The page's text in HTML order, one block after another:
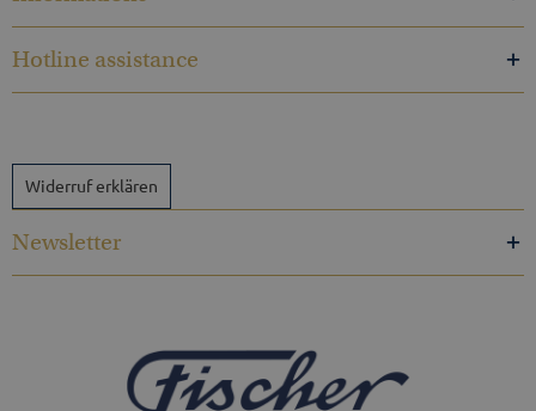
Hotline assistance
Widerruf erklären
Newsletter